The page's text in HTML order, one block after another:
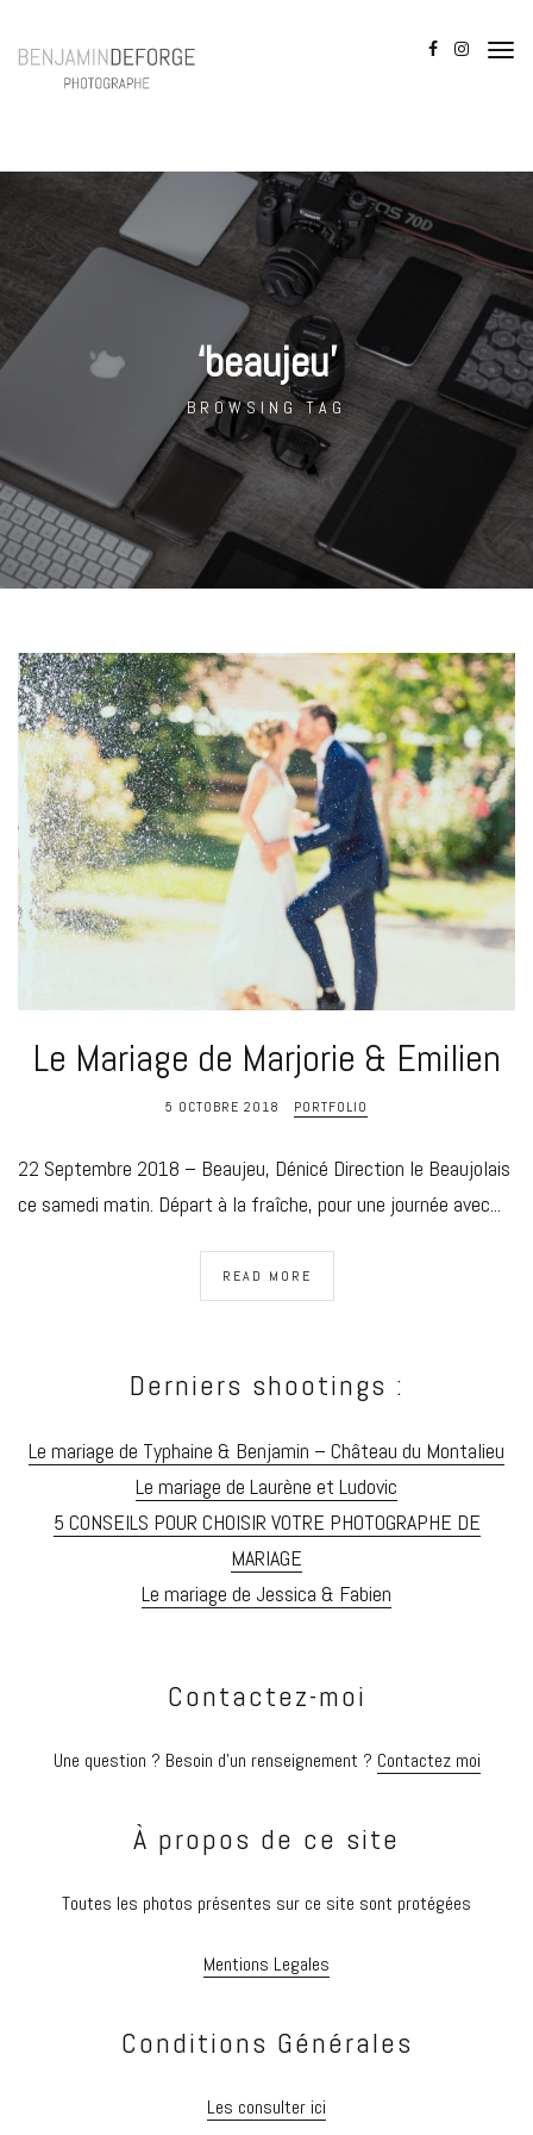
‘beaujeu’
BROWSING TAG
Le Mariage de Marjorie & Emilien
5 OCTOBRE 2018 PORTFOLIO
22 Septembre 2018 – Beaujeu, Dénicé Direction le Beaujolais
ce samedi matin. Départ à la fraîche, pour une journée avec...
READ MORE
Derniers shootings :
Le mariage de Typhaine & Benjamin – Château du Montalieu
Le mariage de Laurène et Ludovic
5 CONSEILS POUR CHOISIR VOTRE PHOTOGRAPHE DE
MARIAGE
Le mariage de Jessica & Fabien
Contactez-moi
Une question ? Besoin d’un renseignement ? Contactez moi
À propos de ce site
Toutes les photos présentes sur ce site sont protégées
Mentions Legales
Conditions Générales
Les consulter ici